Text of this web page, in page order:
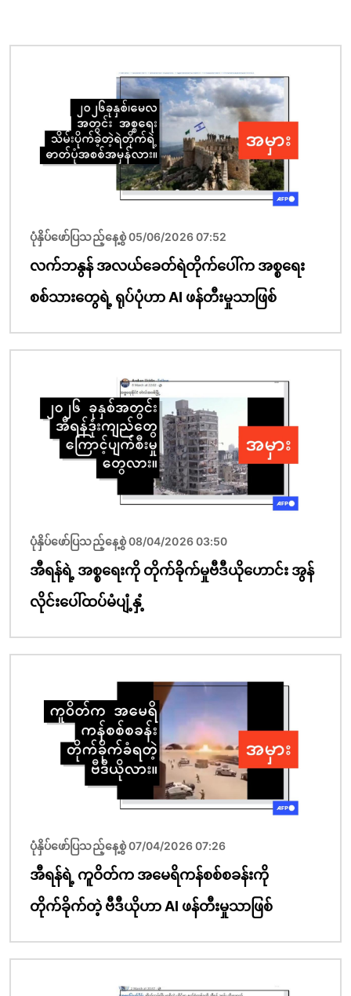
ပုံနှိပ်ဖော်ပြသည့်နေ့စွဲ 05/06/2026 07:52
လက်ဘနွန် အလယ်ခေတ်ရဲတိုက်ပေါ်က အစ္စရေး
စစ်သားတွေရဲ့ ရုပ်ပုံဟာ AI ဖန်တီးမှုသာဖြစ်
ပုံနှိပ်ဖော်ပြသည့်နေ့စွဲ 08/04/2026 03:50
အီရန်ရဲ့ အစ္စရေးကို တိုက်ခိုက်မှုဗီဒီယိုဟောင်း အွန်
လိုင်းပေါ်ထပ်မံပျံ့နှံ့
ပုံနှိပ်ဖော်ပြသည့်နေ့စွဲ 07/04/2026 07:26
အီရန်ရဲ့ ကူဝိတ်က အမေရိကန်စစ်စခန်းကို
တိုက်ခိုက်တဲ့ ဗီဒီယိုဟာ AI ဖန်တီးမှုသာဖြစ်